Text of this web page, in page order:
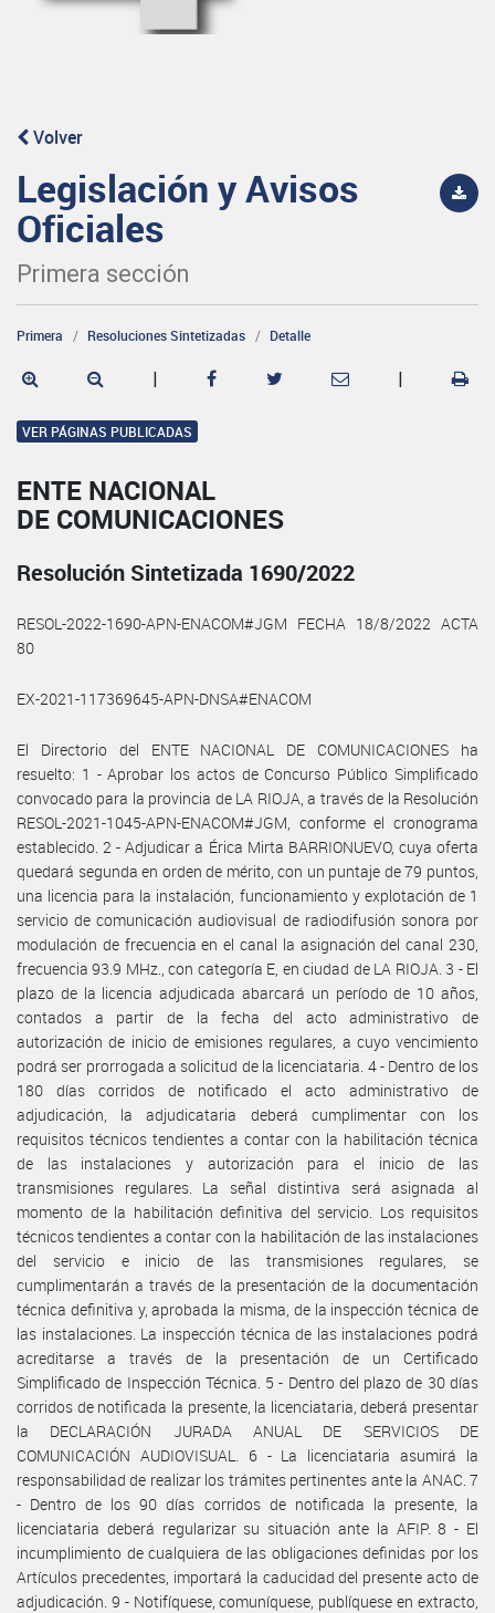
Volver
Legislación y Avisos
Oficiales
Primera sección
Primera Resoluciones Sintetizadas Detalle
| |
VER PÁGINAS PUBLICADAS
ENTE NACIONAL
DE COMUNICACIONES
Resolución Sintetizada 1690/2022
RESOL-2022-1690-APN-ENACOM#JGM FECHA 18/8/2022 ACTA
80
EX-2021-117369645-APN-DNSA#ENACOM
El Directorio del ENTE NACIONAL DE COMUNICACIONES ha
resuelto: 1 - Aprobar los actos de Concurso Público Simplificado
convocado para la provincia de LA RIOJA, a través de la Resolución
RESOL-2021-1045-APN-ENACOM#JGM, conforme el cronograma
establecido. 2 - Adjudicar a Érica Mirta BARRIONUEVO, cuya oferta
quedará segunda en orden de mérito, con un puntaje de 79 puntos,
una licencia para la instalación, funcionamiento y explotación de 1
servicio de comunicación audiovisual de radiodifusión sonora por
modulación de frecuencia en el canal la asignación del canal 230,
frecuencia 93.9 MHz., con categoría E, en ciudad de LA RIOJA. 3 - El
plazo de la licencia adjudicada abarcará un período de 10 años,
contados a partir de la fecha del acto administrativo de
autorización de inicio de emisiones regulares, a cuyo vencimiento
podrá ser prorrogada a solicitud de la licenciataria. 4 - Dentro de los
180 días corridos de notificado el acto administrativo de
adjudicación, la adjudicataria deberá cumplimentar con los
requisitos técnicos tendientes a contar con la habilitación técnica
de las instalaciones y autorización para el inicio de las
transmisiones regulares. La señal distintiva será asignada al
momento de la habilitación definitiva del servicio. Los requisitos
técnicos tendientes a contar con la habilitación de las instalaciones
del servicio e inicio de las transmisiones regulares, se
cumplimentarán a través de la presentación de la documentación
técnica definitiva y, aprobada la misma, de la inspección técnica de
las instalaciones. La inspección técnica de las instalaciones podrá
acreditarse a través de la presentación de un Certificado
Simplificado de Inspección Técnica. 5 - Dentro del plazo de 30 días
corridos de notificada la presente, la licenciataria, deberá presentar
la DECLARACIÓN JURADA ANUAL DE SERVICIOS DE
COMUNICACIÓN AUDIOVISUAL. 6 - La licenciataria asumirá la
responsabilidad de realizar los trámites pertinentes ante la ANAC. 7
- Dentro de los 90 días corridos de notificada la presente, la
licenciataria deberá regularizar su situación ante la AFIP. 8 - El
incumplimiento de cualquiera de las obligaciones definidas por los
Artículos precedentes, importará la caducidad del presente acto de
adjudicación. 9 - Notifíquese, comuníquese, publíquese en extracto,